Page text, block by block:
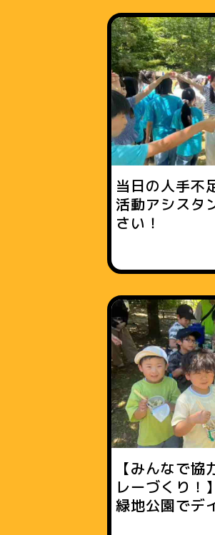
当日の人手不
活動アシスタ
さい！
【みんなで
レーづくり！
緑地公園でデ